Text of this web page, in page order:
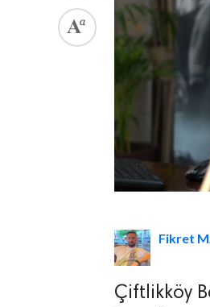
Fikret
Çiftlikköy